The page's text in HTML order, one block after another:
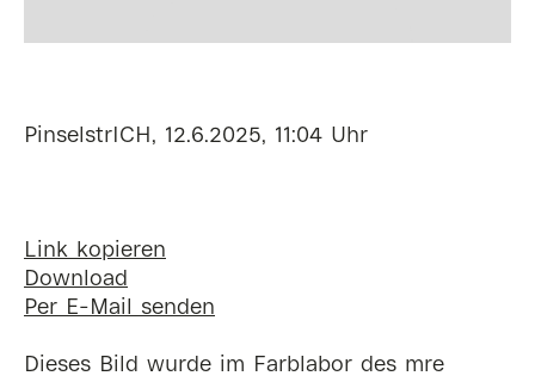
PinselstrICH, 12.6.2025, 11:04 Uhr
Link kopieren
Download
Per E-Mail senden
Dieses Bild wurde im Farblabor des mre